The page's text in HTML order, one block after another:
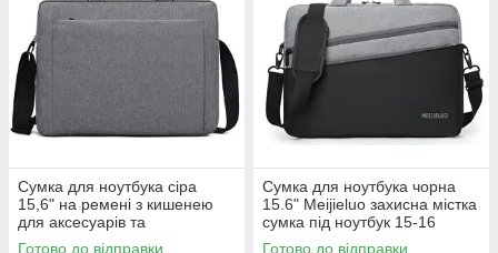
Сумка для ноутбука сіра
15,6" на ремені з кишенею
для аксесуарів та
внутрішньою перегородкою
Готово до відправки
Сумка для ноутбука чорна
15.6" Meijieluo захисна містка
сумка під ноутбук 15-16
дюймів Чорно-сіра
Готово до відправки